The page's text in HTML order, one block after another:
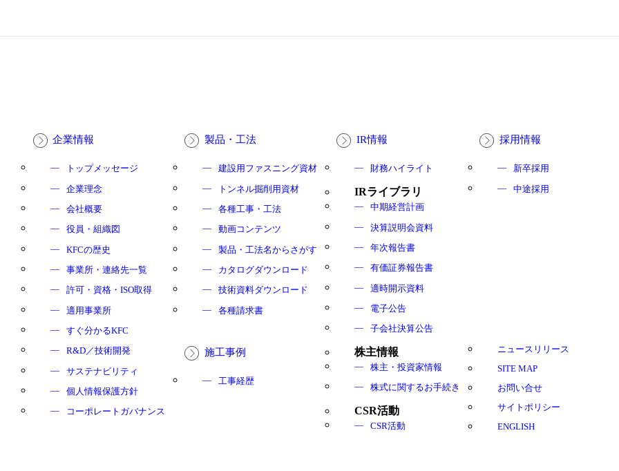
企業情報
トップメッセージ
企業理念
会社概要
役員・組織図
KFCの歴史
事業所・連絡先一覧
許可・資格・ISO取得
適用事業所
すぐ分かるKFC
R&D／技術開発
サステナビリティ
個人情報保護方針
コーポレートガバナンス
製品・工法
建設用ファスニング資材
トンネル掘削用資材
各種工事・工法
動画コンテンツ
製品・工法名からさがす
カタログダウンロード
技術資料ダウンロード
各種請求書
施工事例
工事経歴
IR情報
財務ハイライト
IRライブラリ
中期経営計画
決算説明会資料
年次報告書
有価証券報告書
適時開示資料
電子公告
子会社決算公告
株主情報
株主・投資家情報
株式に関するお手続き
CSR活動
CSR活動
採用情報
新卒採用
中途採用
ニュースリリース
SITE MAP
お問い合せ
サイトポリシー
ENGLISH